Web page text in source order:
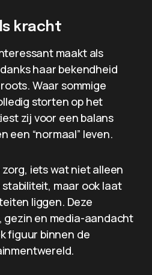
kracht
maakt als
haar bekendheid
Waar sommige
storten op het
zij voor een balans
een “normaal” leven.
iets wat niet alleen
maar ook laat
liggen. Deze
gezin en media-aandacht
figuur binnen de